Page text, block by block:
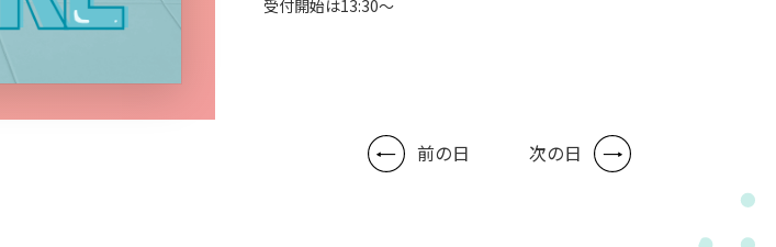
受付開始は13:30～
前の日 次の日